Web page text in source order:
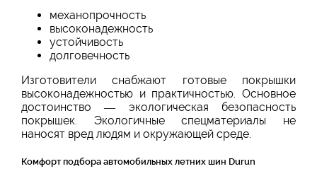
механопрочность
высоконадежность
устойчивость
долговечность
Изготовители снабжают готовые покрышки
высоконадежностью и практичностью. Основное
достоинство — экологическая безопасность
покрышек. Экологичные спецматериалы не
наносят вред людям и окружающей среде.
Комфорт подбора автомобильных летних шин Durun